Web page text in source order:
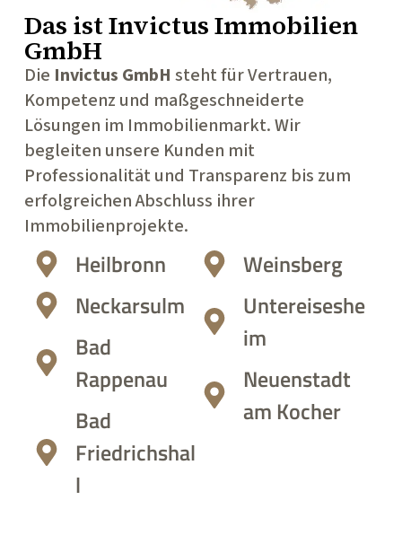
Das istInvictus Immobilien
GmbH
Die Invictus GmbH steht für Vertrauen,
Kompetenz und maßgeschneiderte
Lösungen im Immobilienmarkt. Wir
begleiten unsere Kunden mit
Professionalität und Transparenz bis zum
erfolgreichen Abschluss ihrer
Immobilienprojekte.
Heilbronn
Neckarsulm
Bad
Rappenau
Bad
Friedrichshal
l
Weinsberg
Untereiseshe
im
Neuenstadt
am Kocher